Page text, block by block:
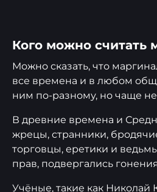
Кого можно считать
Можно сказать, что
все времена и в любом
ним по-разному, но чаще
В древние времена и
жрецы, странники,
торговцы, еретики и
прав, подвергались
Учёные, такие как Николай